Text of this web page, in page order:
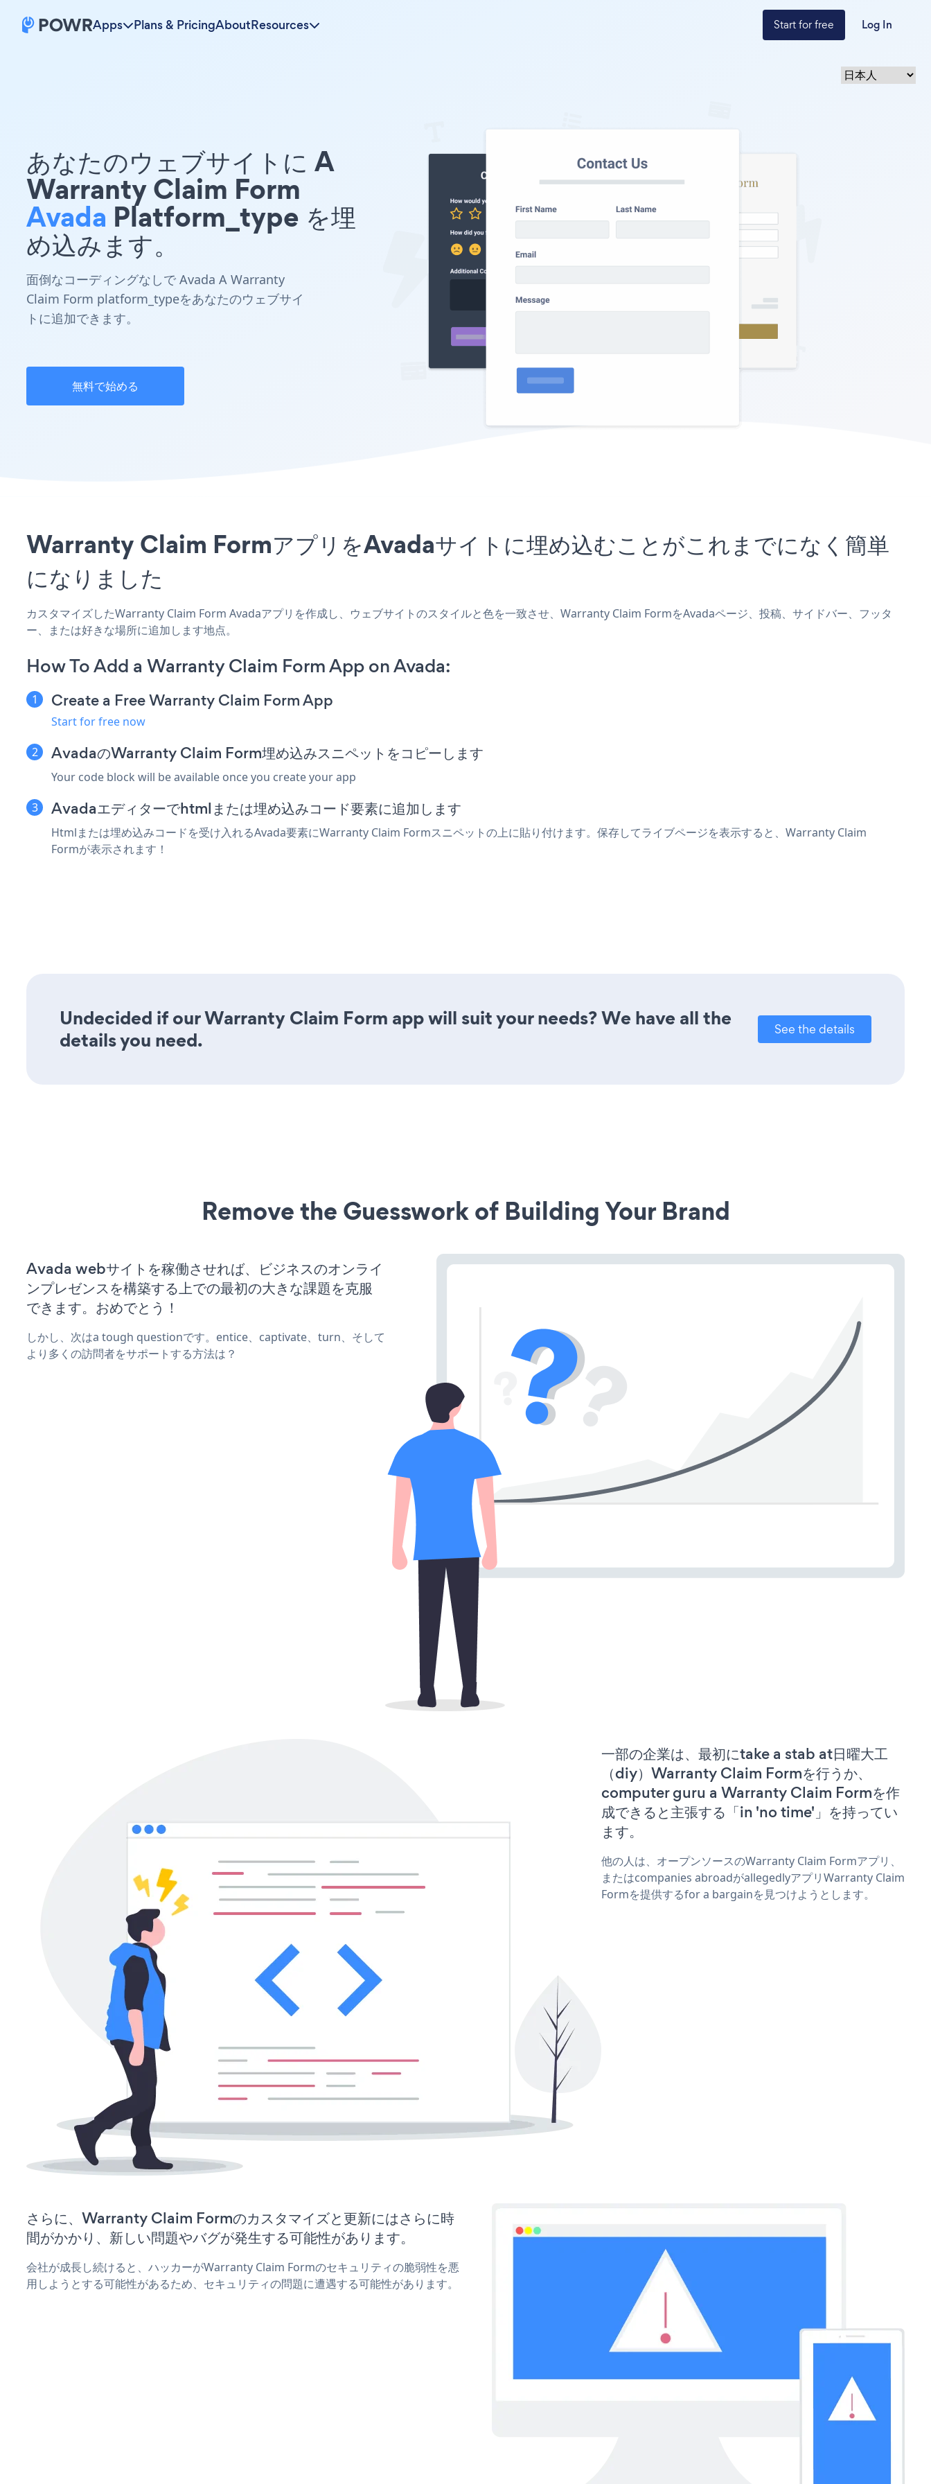
Apps Plans & PricingAboutResources Start for free Log In
あなたのウェブサイトに A
Warranty Claim Form
Avada Platform_type を埋
め込みます。
面倒なコーディングなしで Avada A Warranty
Claim Form platform_typeをあなたのウェブサイ
トに追加できます。
無料で始める
Warranty Claim FormアプリをAvadaサイトに埋め込むことがこれまでになく簡単
になりました
カスタマイズしたWarranty Claim Form Avadaアプリを作成し、ウェブサイトのスタイルと色を一致させ、Warranty Claim FormをAvadaページ、投稿、サイドバー、フッタ
ー、または好きな場所に追加します地点。
How To Add a Warranty Claim Form App on Avada:
Create a Free Warranty Claim Form App
Start for free now
AvadaのWarranty Claim Form埋め込みスニペットをコピーします
Your code block will be available once you create your app
Avadaエディターでhtmlまたは埋め込みコード要素に追加します
Htmlまたは埋め込みコードを受け入れるAvada要素にWarranty Claim Formスニペットの上に貼り付けます。保存してライブページを表示すると、Warranty Claim
Formが表示されます！
Undecided if our Warranty Claim Form app will suit your needs? We have all the
details you need.
See the details
Remove the Guesswork of Building Your Brand
Avada webサイトを稼働させれば、ビジネスのオンライ
ンプレゼンスを構築する上での最初の大きな課題を克服
できます。おめでとう！
しかし、次はa tough questionです。entice、captivate、turn、そして
より多くの訪問者をサポートする方法は？
一部の企業は、最初にtake a stab at日曜大工
（diy）Warranty Claim Formを行うか、
computer guru a Warranty Claim Formを作
成できると主張する「in 'no time'」を持ってい
ます。
他の人は、オープンソースのWarranty Claim Formアプリ、
またはcompanies abroadがallegedlyアプリWarranty Claim
Formを提供するfor a bargainを見つけようとします。
さらに、Warranty Claim Formのカスタマイズと更新にはさらに時
間がかかり、新しい問題やバグが発生する可能性があります。
会社が成長し続けると、ハッカーがWarranty Claim Formのセキュリティの脆弱性を悪
用しようとする可能性があるため、セキュリティの問題に遭遇する可能性があります。